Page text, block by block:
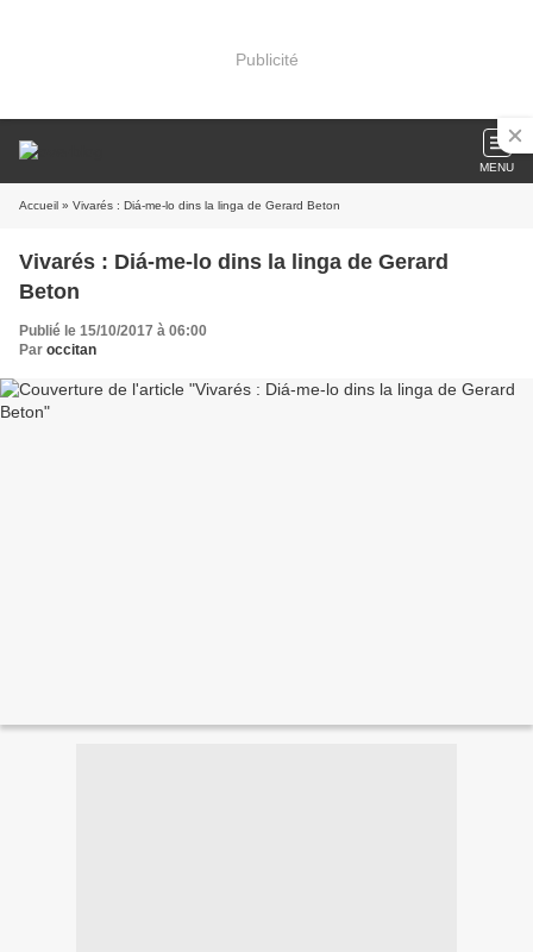
Publicité
MENU
Accueil » Vivarés : Diá-me-lo dins la linga de Gerard Beton
Vivarés : Diá-me-lo dins la linga de Gerard
Beton
Publié le 15/10/2017 à 06:00
Par occitan